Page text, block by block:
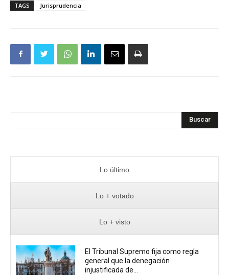
TAGS Jurisprudencia
Buscar
Lo último
Lo + votado
Lo + visto
El Tribunal Supremo fija como regla
general que la denegación
injustificada de...